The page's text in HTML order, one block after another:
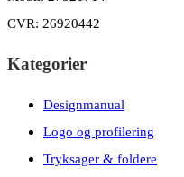
CVR: 26920442
Kategorier
Designmanual
Logo og profilering
Tryksager & foldere